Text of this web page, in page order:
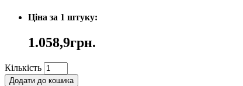
Ціна за 1 штуку:
1.058,9грн.
Кількість
Додати до кошика